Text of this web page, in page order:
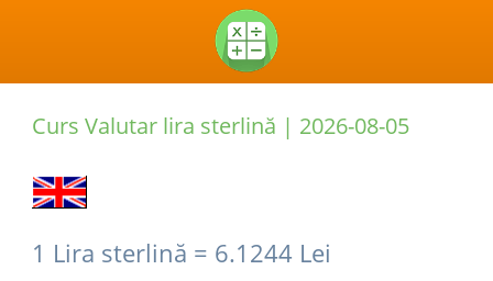
Curs Valutar lira sterlină | 2026-08-05
1 Lira sterlină = 6.1244 Lei